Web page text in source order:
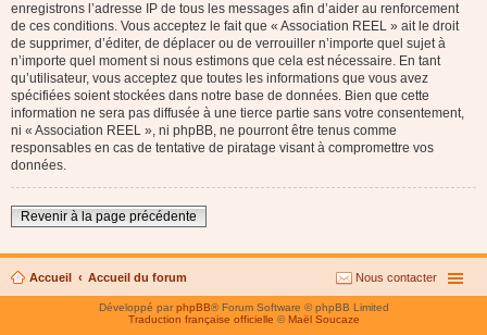
enregistrons l’adresse IP de tous les messages afin d’aider au renforcement
de ces conditions. Vous acceptez le fait que « Association REEL » ait le droit
de supprimer, d’éditer, de déplacer ou de verrouiller n’importe quel sujet à
n’importe quel moment si nous estimons que cela est nécessaire. En tant
qu’utilisateur, vous acceptez que toutes les informations que vous avez
spécifiées soient stockées dans notre base de données. Bien que cette
information ne sera pas diffusée à une tierce partie sans votre consentement,
ni « Association REEL », ni phpBB, ne pourront être tenus comme
responsables en cas de tentative de piratage visant à compromettre vos
données.
Revenir à la page précédente
Accueil Accueil du forum Nous contacter
Développé parphpBB® Forum Software © phpBB Limited
Traduction française officielle © Maël Soucaze